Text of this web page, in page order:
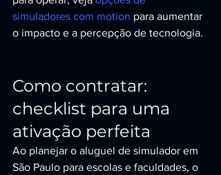
simuladores com motion para aumentar
o impacto e a percepção de tecnologia.
Como contratar:
checklist para uma
ativação perfeita
Ao planejar o aluguel de simulador em
São Paulo para escolas e faculdades, o